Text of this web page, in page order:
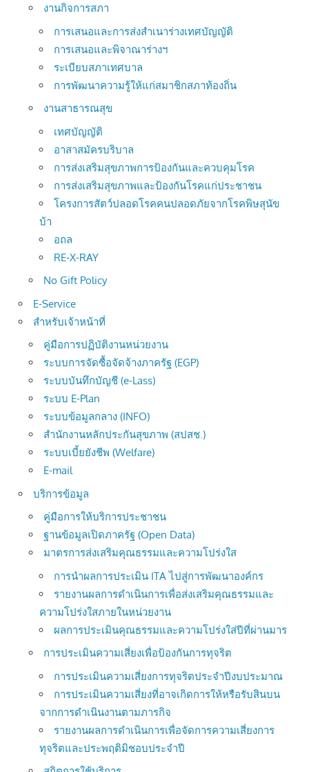
งานกิจการสภา
การเสนอและการส่งสำเนาร่างเทศบัญญัติ
การเสนอและพิจาณาร่างฯ
ระเบียบสภาเทศบาล
การพัฒนาความรู้ให้แก่สมาชิกสภาท้องถิ่น
งานสาธารณสุข
เทศบัญญัติ
อาสาสมัครบริบาล
การส่งเสริมสุขภาพการป้องกันและควบคุมโรค
การส่งเสริมสุขภาพและป้องกันโรคแก่ประชาชน
โครงการสัตว์ปลอดโรคคนปลอดภัยจากโรคพิษสุนัข
บ้า
อถล
RE-X-RAY
No Gift Policy
E-Service
สำหรับเจ้าหน้าที่
คู่มือการปฏิบัติงานหน่วยงาน
ระบบการจัดซื้อจัดจ้างภาครัฐ (EGP)
ระบบบันทึกบัญชี (e-Lass)
ระบบ E-Plan
ระบบข้อมูลกลาง (INFO)
สำนักงานหลักประกันสุขภาพ (สปสช.)
ระบบเบี้ยยังชีพ (Welfare)
E-mail
บริการข้อมูล
คู่มือการให้บริการประชาชน
ฐานข้อมูลเปิดภาครัฐ (Open Data)
มาตรการส่งเสริมคุณธรรมและความโปร่งใส
การนำผลการประเมิน ITA ไปสู่การพัฒนาองค์กร
รายงานผลการดำเนินการเพื่อส่งเสริมคุณธรรมและ
ความโปร่งใสภายในหน่วยงาน
ผลการประเมินคุณธรรมและความโปร่งใส่ปีที่ผ่านมาร
การประเมินความเสี่ยงเพื่อป้องกันการทุจริต
การประเมินความเสี่ยงการทุจริตประจำปีงบประมาณ
การประเมินความเสี่ยงที่อาจเกิดการให้หรือรับสินบน
จากการดำเนินงานตามภารกิจ
รายงานผลการดำเนินการเพื่อจัดการความเสี่ยงการ
ทุจริตและประพฤติมิชอบประจำปี